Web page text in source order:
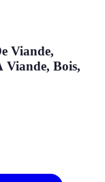
Viande,
Viande, Bois,